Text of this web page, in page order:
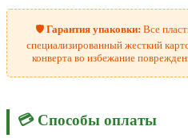
🛡️Гарантия упаковки: Все
специализированный жесткий
конверта во избежание
💳 Способы оплаты